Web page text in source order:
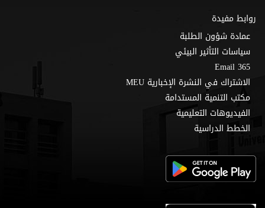
روابط مفيدة
عمادة شؤون الطلبة
سياسات التأثير البيئي
Email 365
الاشتراك في النشرة الإخبارية MEU
مكتب التنمية المستدامة
الفيديوهات التعليمية
الخطط الدراسية